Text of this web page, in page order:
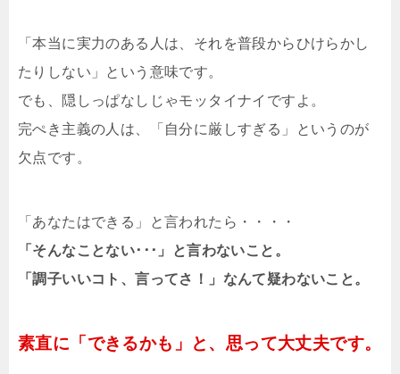
「本当に実力のある人は、それを普段からひけらかし
たりしない」という意味です。
でも、隠しっぱなしじゃモッタイナイですよ。
完ぺき主義の人は、「自分に厳しすぎる」というのが
欠点です。
「あなたはできる」と言われたら・・・・
「そんなことない･･･」と言わないこと。
「調子いいコト、言ってさ！」なんて疑わないこと。
素直に「できるかも」と、思って大丈夫です。